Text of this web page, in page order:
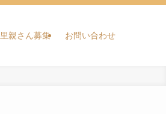
里親さん募集 お問い合わせ